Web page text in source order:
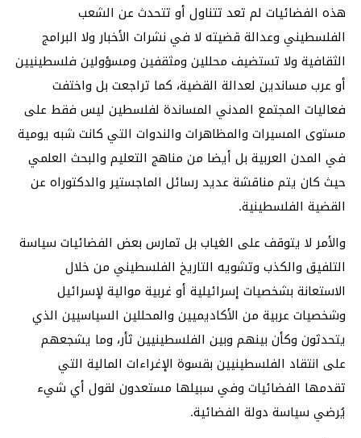
هذه الفضائيات لم تعد تتناول أو تتحدث عن الشعب
الفلسطيني وعدالة قضيته لا في نشرات الأخبار ولا البرامج
الثقافية ولا تستضيف محللين ومثقفين ومسؤولين فلسطينيين
أو عرب مساندين لعدالة القضية، كما تراجعت بل واختفت
فعاليات المجتمع المدني المساندة لفلسطين ليس فقط على
مستوى المسيرات والمظاهرات والندوات التي كانت شبه يومية
في المدن العربية بل أيضا من مناهج التعليم والبحث العلمي
حيث كان يتم مناقشة عديد رسائل الماجستير والدكتوراه عن
القضية الفلسطينية.
والأمر لا يتوقف على الغياب بل تمارس بعض الفضائيات سياسة
التلفيق والكذب وتشويه التاريخ الفلسطيني من خلال
الاستعانة بشخصيات إسرائيلية أو غربية موالية لإسرائيل
وشخصيات عربية من الأكاديميين والمحللين السياسيين الذي
يتحدثون وكأن بينهم وبين الفلسطينيين ثأر، وما يشجعهم
على انتقاد الفلسطينيين بقسوة الإغراءات المالية التي
تقدمها الفضائيات وفي سبيلها مستعدون لقول أي شيء
يُرضي سياسة دولة الفضائية.